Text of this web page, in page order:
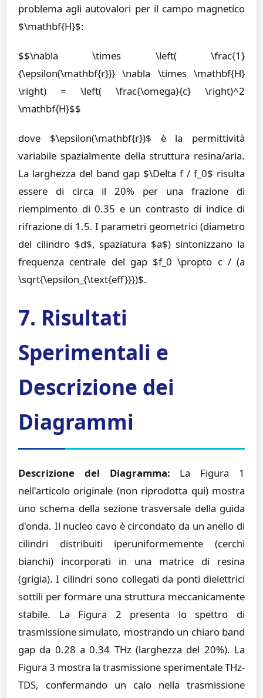
problema agli autovalori per il campo magnetico
$\mathbf{H}$:
$$\nabla \times \left( \frac{1}
{\epsilon(\mathbf{r})} \nabla \times \mathbf{H}
\right) = \left( \frac{\omega}{c} \right)^2
\mathbf{H}$$
dove $\epsilon(\mathbf{r})$ è la permittività
variabile spazialmente della struttura resina/aria.
La larghezza del band gap $\Delta f / f_0$ risulta
essere di circa il 20% per una frazione di
riempimento di 0.35 e un contrasto di indice di
rifrazione di 1.5. I parametri geometrici (diametro
del cilindro $d$, spaziatura $a$) sintonizzano la
frequenza centrale del gap $f_0 \propto c / (a
\sqrt{\epsilon_{\text{eff}}})$.
7. Risultati
Sperimentali e
Descrizione dei
Diagrammi
Descrizione del Diagramma: La Figura 1
nell'articolo originale (non riprodotta qui) mostra
uno schema della sezione trasversale della guida
d'onda. Il nucleo cavo è circondato da un anello di
cilindri distribuiti iperuniformemente (cerchi
bianchi) incorporati in una matrice di resina
(grigia). I cilindri sono collegati da ponti dielettrici
sottili per formare una struttura meccanicamente
stabile. La Figura 2 presenta lo spettro di
trasmissione simulato, mostrando un chiaro band
gap da 0.28 a 0.34 THz (larghezza del 20%). La
Figura 3 mostra la trasmissione sperimentale THz-
TDS, confermando un calo nella trasmissione